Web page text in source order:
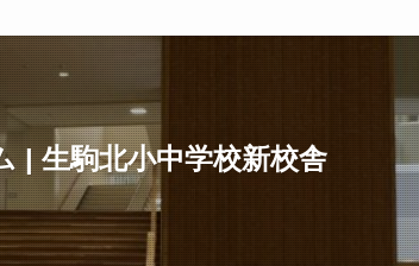
| 生駒北小中学校新校舎